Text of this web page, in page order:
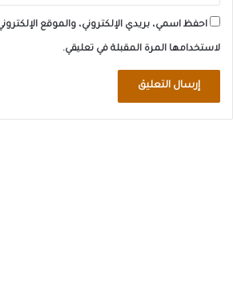
احفظ اسمي، بريدي الإلكتروني، والموقع
لاستخدامها المرة المقبلة في تعليقي.